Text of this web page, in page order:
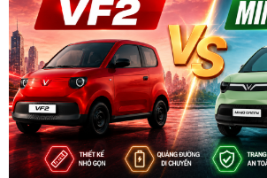
So Sánh VinFast VF2 Với VinFast